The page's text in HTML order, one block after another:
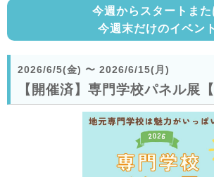
今週からスタートまた
今週末だけのイベント
2026/6/5(金) 〜 2026/6/15(月)
【開催済】専門学校パネル展